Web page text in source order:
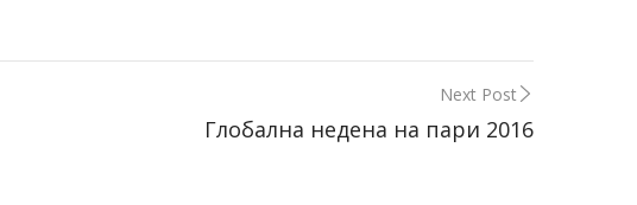
Next Post
Глобална недена на пари 2016